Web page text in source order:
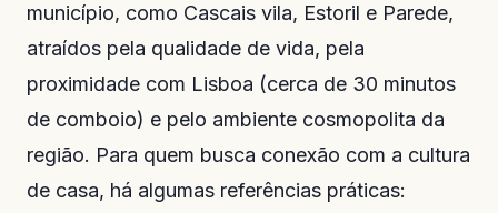
município, como Cascais vila, Estoril e Parede,
atraídos pela qualidade de vida, pela
proximidade com Lisboa (cerca de 30 minutos
de comboio) e pelo ambiente cosmopolita da
região. Para quem busca conexão com a cultura
de casa, há algumas referências práticas: